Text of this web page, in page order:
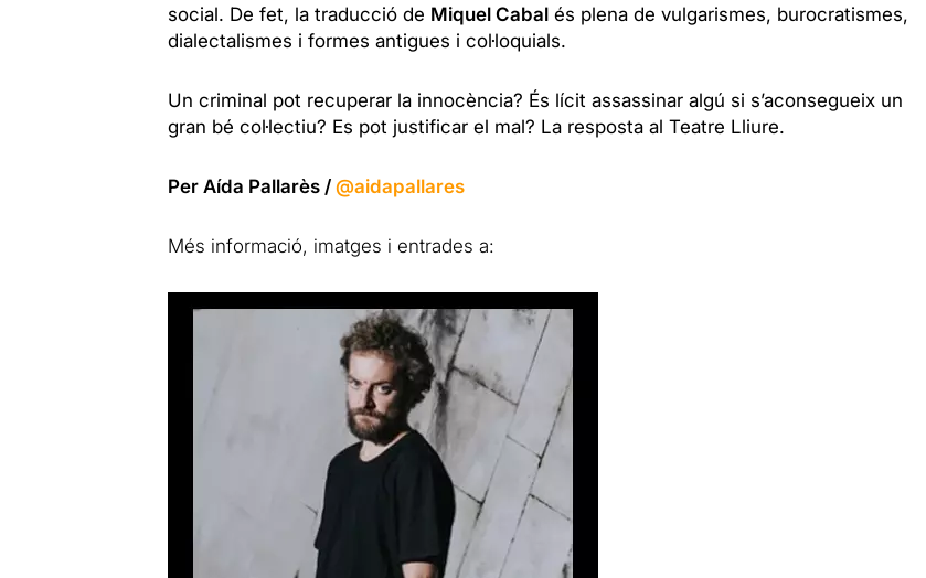
social. De fet, la traducció de Miquel Cabalés plena de vulgarismes, burocratismes,
dialectalismes i formes antigues i col·loquials.
Un criminal pot recuperar la innocència? És lícit assassinar algú si s’aconsegueix un
gran bé col·lectiu? Es pot justificar el mal? La resposta al Teatre Lliure.
Per Aída Pallarès / @aidapallares
Més informació, imatges i entrades a: